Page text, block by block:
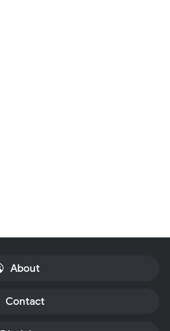
About
Contact